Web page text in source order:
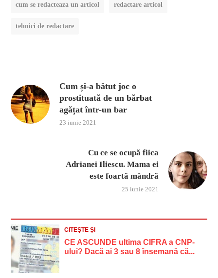
cum se redacteaza un articol redactare articol
tehnici de redactare
Cum și-a bătut joc o
prostituată de un bărbat
agățat într-un bar
23 iunie 2021
Cu ce se ocupă fiica
Adrianei Iliescu. Mama ei
este foartă mândră
25 iunie 2021
CITEȘTE ȘI
CE ASCUNDE ultima CIFRA a CNP-
ului? Dacă ai 3 sau 8 însemană că...